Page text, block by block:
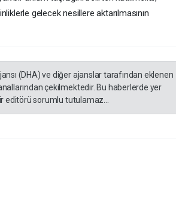
gelecek nesillere aktarılmasının
(DHA) ve diğer ajanslar tarafından eklenen
çekilmektedir. Bu haberlerde yer
sorumlu tutulamaz...